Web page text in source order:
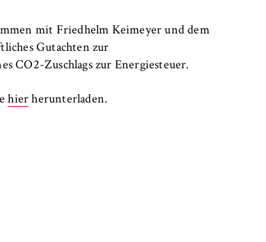
mit Friedhelm Keimeyer und dem
Gutachten zur
CO2-Zuschlags zur Energiesteuer.
hier herunterladen.
des Benutzers für Cookies auf der aktuellen
dass das Cookie-Banner bei jedem erneuten